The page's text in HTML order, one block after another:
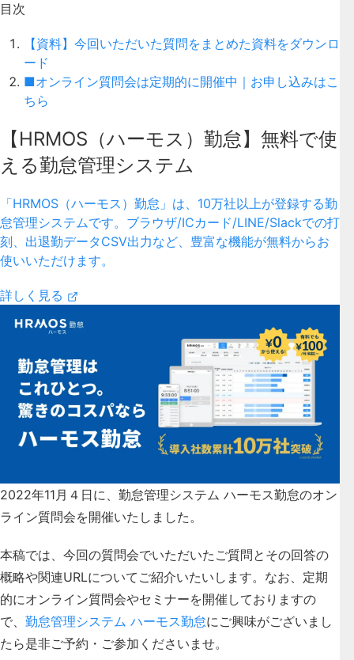
目次
【資料】今回いただいた質問をまとめた資料をダウンロ
ード
■オンライン質問会は定期的に開催中｜お申し込みはこ
ちら
【HRMOS（ハーモス）勤怠】無料で使
える勤怠管理システム
「HRMOS（ハーモス）勤怠」は、10万社以上が登録する勤
怠管理システムです。ブラウザ/ICカード/LINE/Slackでの打
刻、出退勤データCSV出力など、豊富な機能が無料からお
使いいただけます。
詳しく見る
2022年11月４日に、勤怠管理システム ハーモス勤怠のオン
ライン質問会を開催いたしました。
本稿では、 今回の質問会でいただいたご質問とその回答の
概略や関連URLについてご紹介いたいします。なお、定期
的にオンライン質問会やセミナーを開催しておりますの
で、 勤怠管理システム ハーモス勤怠にご興味がございまし
たら是非ご予約・ご参加くださいませ。